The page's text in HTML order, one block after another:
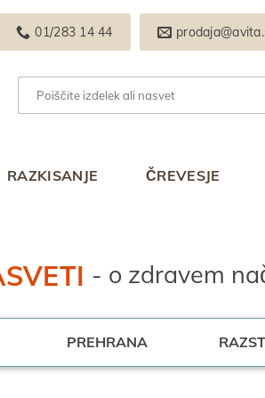
01/283 14 44
RAZKISANJE ČREVESJE
- o zdravem
PREHRANA